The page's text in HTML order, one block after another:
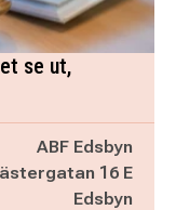
se ut,
ABF Edsbyn
16 E
Edsbyn